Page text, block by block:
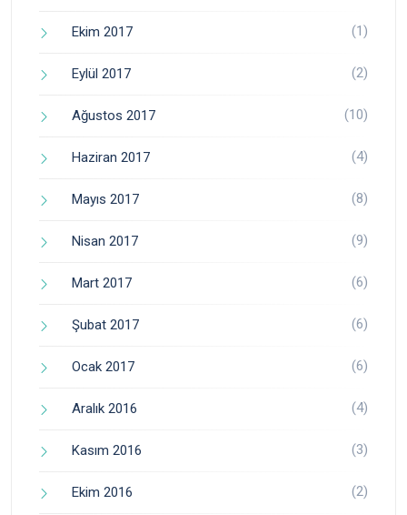
Ekim 2017 (1)
Eylül 2017 (2)
Ağustos 2017 (10)
Haziran 2017 (4)
Mayıs 2017 (8)
Nisan 2017 (9)
Mart 2017 (6)
Şubat 2017 (6)
Ocak 2017 (6)
Aralık 2016 (4)
Kasım 2016 (3)
Ekim 2016 (2)